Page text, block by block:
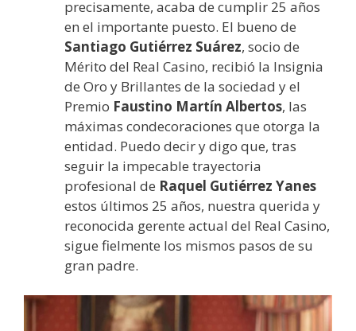
precisamente, acaba de cumplir 25 años
en el importante puesto. El bueno de
Santiago Gutiérrez Suárez, socio de
Mérito del Real Casino, recibió la Insignia
de Oro y Brillantes de la sociedad y el
Premio Faustino Martín Albertos, las
máximas condecoraciones que otorga la
entidad. Puedo decir y digo que, tras
seguir la impecable trayectoria
profesional de Raquel Gutiérrez Yanes
estos últimos 25 años, nuestra querida y
reconocida gerente actual del Real Casino,
sigue fielmente los mismos pasos de su
gran padre.